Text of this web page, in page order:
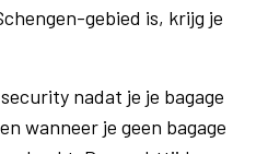
gebied is, krijg je
nadat je je bagage
wanneer je geen bagage